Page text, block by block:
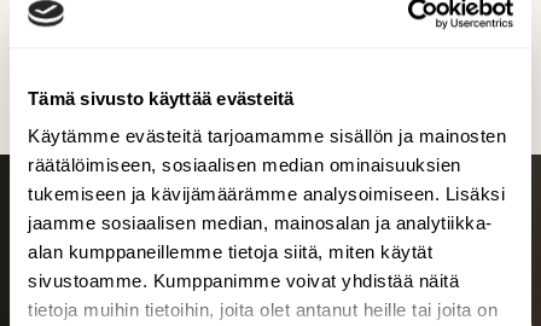
Tämä sivusto käyttää evästeitä
Käytämme evästeitä tarjoamamme sisällön ja mainosten
räätälöimiseen, sosiaalisen median ominaisuuksien
tukemiseen ja kävijämäärämme analysoimiseen. Lisäksi
jaamme sosiaalisen median, mainosalan ja analytiikka-
alan kumppaneillemme tietoja siitä, miten käytät
sivustoamme. Kumppanimme voivat yhdistää näitä
tietoja muihin tietoihin, joita olet antanut heille tai joita on
Herra mustarastas työn touhussa.